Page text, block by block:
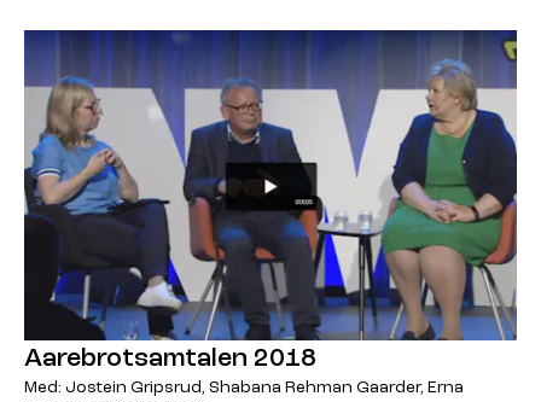
Aarebrotsamtalen 2018
Med: Jostein Gripsrud, Shabana Rehman Gaarder, Erna